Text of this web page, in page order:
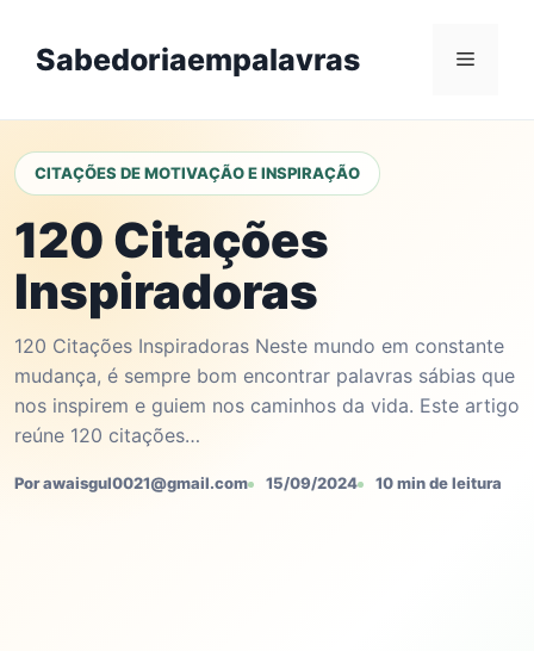
contentSabedoriaempalavras Menu
CITAÇÕES DE MOTIVAÇÃO E INSPIRAÇÃO
120 Citações
Inspiradoras
120 Citações Inspiradoras Neste mundo em constante
mudança, é sempre bom encontrar palavras sábias que
nos inspirem e guiem nos caminhos da vida. Este artigo
reúne 120 citações…
Por awaisgul0021@gmail.com 15/09/2024 10 min de leitura